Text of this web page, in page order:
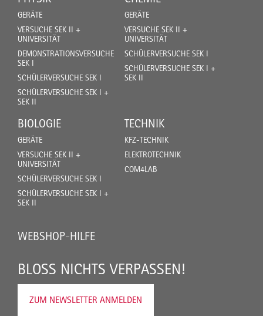
GERÄTE
VERSUCHE SEK II +
UNIVERSITÄT
DEMONSTRATIONSVERSUCHE
SEK I
SCHÜLERVERSUCHE SEK I
SCHÜLERVERSUCHE SEK I +
SEK II
GERÄTE
VERSUCHE SEK II +
UNIVERSITÄT
SCHÜLERVERSUCHE SEK I
SCHÜLERVERSUCHE SEK I +
SEK II
BIOLOGIE
GERÄTE
VERSUCHE SEK II +
UNIVERSITÄT
SCHÜLERVERSUCHE SEK I
SCHÜLERVERSUCHE SEK I +
SEK II
TECHNIK
KFZ-TECHNIK
ELEKTROTECHNIK
COM4LAB
WEBSHOP-HILFE
BLOSS NICHTS VERPASSEN!
ZUM NEWSLETTER ANMELDEN